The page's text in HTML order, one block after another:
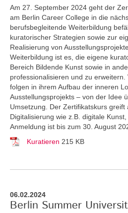
Am 27. September 2024 geht der
am Berlin Career College in die
berufsbegleitende Weiterbildung
kuratorischer Strategien sowie zur
Realisierung von
Weiterbildung ist es, die eigene
Bereich Bildende Kunst sowie in
professionalisieren und zu
folgen in ihrem Aufbau der inneren
Ausstellungsprojekts – von der Idee
Umsetzung. Der Zertifikatskurs greift
Digitalisierung wie z.B. digitale
Anmeldung ist bis zum 30. August
Kuratieren 215 KB
06.02.2024
Berlin Summer